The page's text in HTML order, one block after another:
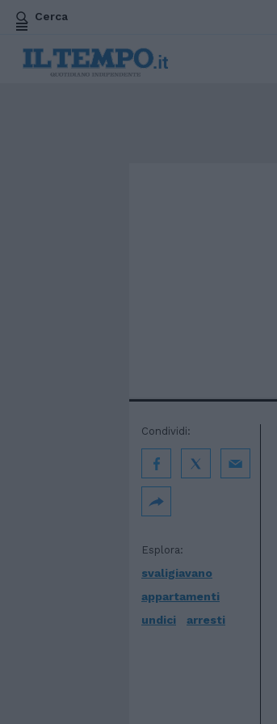
Cerca
Esplora:
svaligiavano
appartamenti
undici
arresti
Condividi: